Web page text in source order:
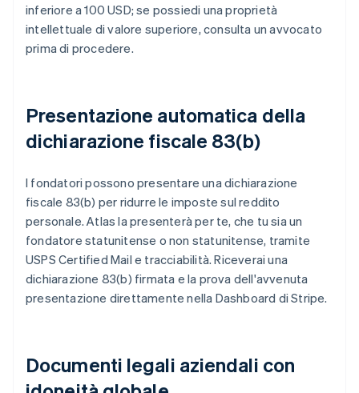
inferiore a 100 USD; se possiedi una proprietà
intellettuale di valore superiore, consulta un avvocato
prima di procedere.
Presentazione automatica della
dichiarazione fiscale 83(b)
I fondatori possono presentare una dichiarazione
fiscale 83(b) per ridurre le imposte sul reddito
personale. Atlas la presenterà per te, che tu sia un
fondatore statunitense o non statunitense, tramite
USPS Certified Mail e tracciabilità. Riceverai una
dichiarazione 83(b) firmata e la prova dell'avvenuta
presentazione direttamente nella Dashboard di Stripe.
Documenti legali aziendali con